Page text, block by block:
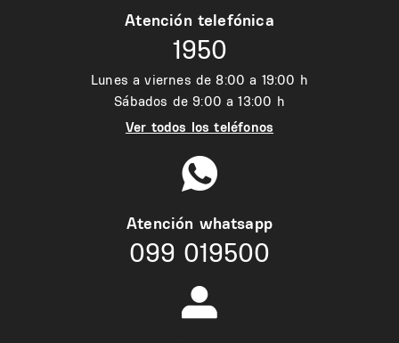
Atención telefónica
1950
Lunes a viernes de 8:00 a 19:00 h
Sábados de 9:00 a 13:00 h
Ver todos los teléfonos
Atención whatsapp
099 019500